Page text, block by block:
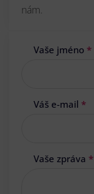
nám.
Vaše jméno *
Váš e-mail *
Vaše zpráva *